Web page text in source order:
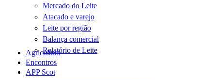
Mercado do Leite
Atacado e varejo
Leite por região
Balança comercial
Relatório de Leite
Agricultura
Encontros
APP Scot